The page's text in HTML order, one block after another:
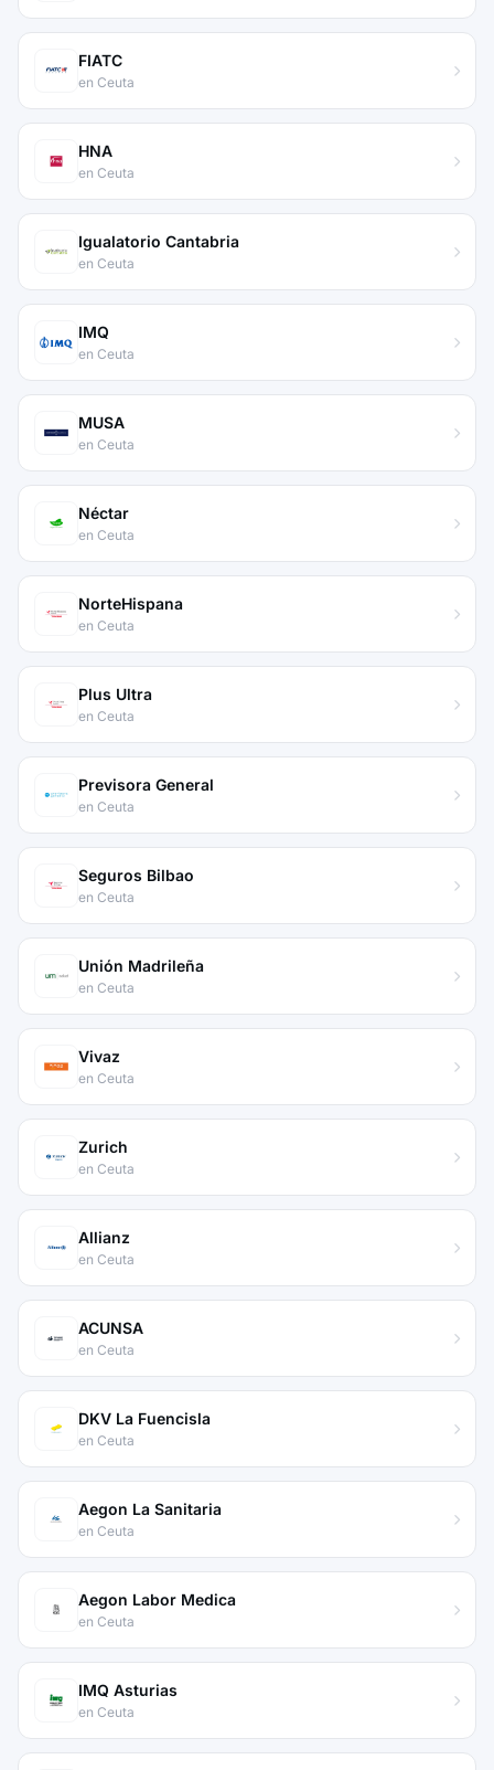
FIATC
en Ceuta
HNA
en Ceuta
Igualatorio Cantabria
en Ceuta
IMQ
en Ceuta
MUSA
en Ceuta
Néctar
en Ceuta
NorteHispana
en Ceuta
Plus Ultra
en Ceuta
Previsora General
en Ceuta
Seguros Bilbao
en Ceuta
Unión Madrileña
en Ceuta
Vivaz
en Ceuta
Zurich
en Ceuta
Allianz
en Ceuta
ACUNSA
en Ceuta
DKV La Fuencisla
en Ceuta
Aegon La Sanitaria
en Ceuta
Aegon Labor Medica
en Ceuta
IMQ Asturias
en Ceuta